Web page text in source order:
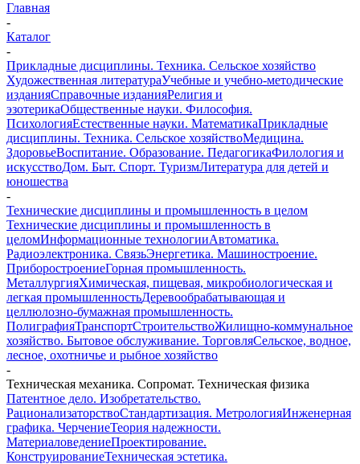
Главная
-
Каталог
-
Прикладные дисциплины. Техника. Сельское хозяйство
Художественная литератураУчебные и учебно-методические
изданияСправочные изданияРелигия и
эзотерикаОбщественные науки. Философия.
ПсихологияЕстественные науки. МатематикаПрикладные
дисциплины. Техника. Сельское хозяйствоМедицина.
ЗдоровьеВоспитание. Образование. ПедагогикаФилология и
искусствоДом. Быт. Спорт. ТуризмЛитература для детей и
юношества
-
Технические дисциплины и промышленность в целом
Технические дисциплины и промышленность в
целомИнформационные технологииАвтоматика.
Радиоэлектроника. СвязьЭнергетика. Машиностроение.
ПриборостроениеГорная промышленность.
МеталлургияХимическая, пищевая, микробиологическая и
легкая промышленностьДеревообрабатывающая и
целлюлозно-бумажная промышленность.
ПолиграфияТранспортСтроительствоЖилищно-коммунальное
хозяйство. Бытовое обслуживание. ТорговляСельское, водное,
лесное, охотничье и рыбное хозяйство
-
Техническая механика. Сопромат. Техническая физика
Патентное дело. Изобретательство.
РационализаторствоСтандартизация. МетрологияИнженерная
графика. ЧерчениеТеория надежности.
МатериаловедениеПроектирование.
КонструированиеТехническая эстетика.